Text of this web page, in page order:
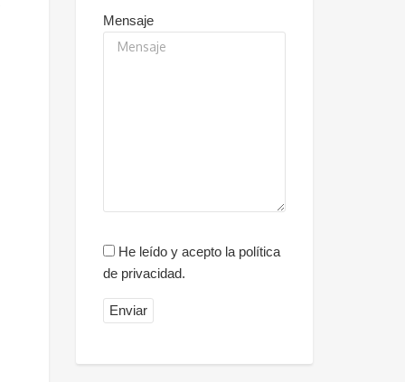
Mensaje
He leído y acepto la política
de privacidad.